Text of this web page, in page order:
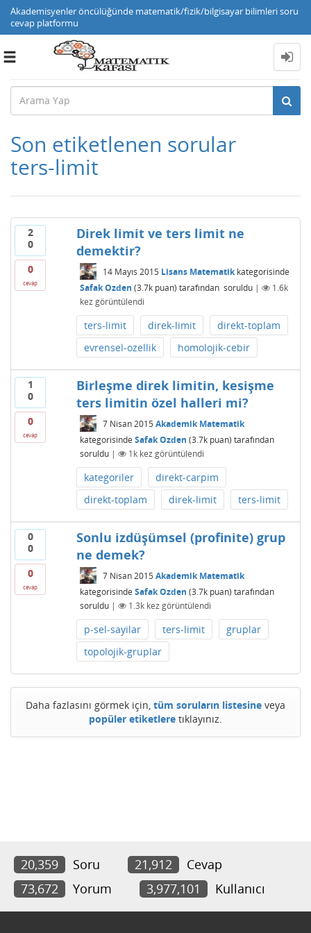
Akademisyenler öncülüğünde matematik/fizik/bilgisayar bilimleri soru
cevap platformu
Toggle
Son etiketlenen sorular
ters-limit
2
0
0
cevap
Direk limit ve ters limit ne
demektir?
14 Mayıs 2015 Lisans Matematikkategorisinde
Safak Ozden (3.7kpuan) tarafından soruldu |
1.6k
kez görüntülendi
ters-limit direk-limit
direkt-toplam
evrensel-ozellik
homolojik-cebir
1
0
0
cevap
Birleşme direk limitin, kesişme
ters limitin özel halleri mi?
7 Nisan 2015 Akademik Matematik
kategorisinde Safak Ozden (3.7kpuan) tarafından
soruldu | 1kkez görüntülendi
kategoriler
direkt-carpim
direkt-toplam
direk-limit ters-limit
0
0
0
cevap
Sonlu izdüşümsel (profinite) grup
ne demek?
7 Nisan 2015 Akademik Matematik
kategorisinde Safak Ozden (3.7kpuan) tarafından
soruldu | 1.3kkez görüntülendi
p-sel-sayilar ters-limit
gruplar
topolojik-gruplar
Daha fazlasını görmek için, tüm soruların listesine veya
popüler etiketlere tıklayınız.
20,359 Soru 21,912
Cevap
73,672
Yorum 3,977,101 Kullanıcı